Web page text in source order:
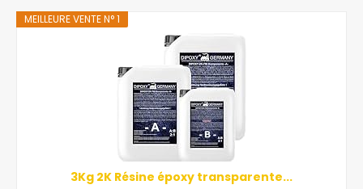
MEILLEURE VENTE N° 1
3Kg 2K Résine époxy transparente...